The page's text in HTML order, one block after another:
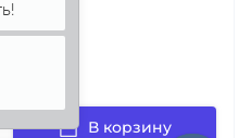
В корзину